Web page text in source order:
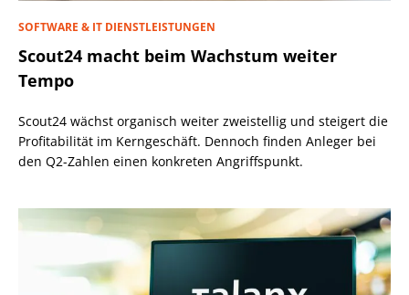
SOFTWARE & IT DIENSTLEISTUNGEN
Scout24 macht beim Wachstum weiter
Tempo
Scout24 wächst organisch weiter zweistellig und steigert die
Profitabilität im Kerngeschäft. Dennoch finden Anleger bei
den Q2-Zahlen einen konkreten Angriffspunkt.